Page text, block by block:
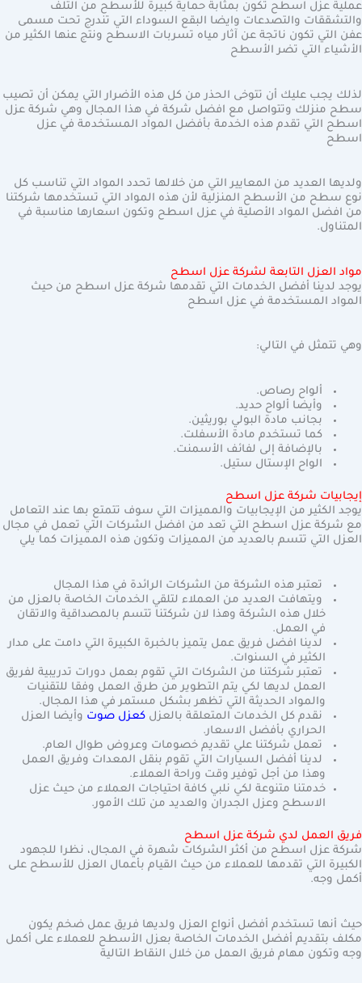
عملية عزل اسطح تكون بمثابة حماية كبيرة للأسطح من التلف
والتشققات والتصدعات وايضا البقع السوداء التي تندرج تحت مسمى
عفن التي تكون ناتجة عن آثار مياه تسربات الاسطح ونتج عنها الكثير من
الأشياء التي تضر الأسطح
لذلك يجب عليك أن تتوخى الحذر من كل هذه الأضرار التي يمكن أن تصيب
سطح منزلك وتتواصل مع افضل شركة في هذا المجال وهي شركة عزل
اسطح التي تقدم هذه الخدمة بأفضل المواد المستخدمة في عزل
اسطح
ولديها العديد من المعايير التي من خلالها تحدد المواد التي تناسب كل
نوع سطح من الأسطح المنزلية لأن هذه المواد التي تستخدمها شركتنا
من افضل المواد الأصلية في عزل اسطح وتكون اسعارها مناسبة في
المتناول.
مواد العزل التابعة لشركة عزل اسطح
يوجد لدينا أفضل الخدمات التي تقدمها شركة عزل اسطح من حيث
المواد المستخدمة في عزل اسطح
وهي تتمثل في التالي:
ألواح رصاص.
وأيضا ألواح حديد.
بجانب مادة البولي بوريثين.
كما تستخدم مادة الأسفلت.
بالإضافة إلى لفائف الأسمنت.
الواح الإستال ستيل.
إيجابيات شركة عزل اسطح
يوجد الكثير من الإيجابيات والمميزات التي سوف تتمتع بها عند التعامل
مع شركة عزل اسطح التي تعد من افضل الشركات التي تعمل في مجال
العزل التي تتسم بالعديد من المميزات وتكون هذه المميزات كما يلي
تعتبر هذه الشركة من الشركات الرائدة في هذا المجال
ويتهافت العديد من العملاء لتلقي الخدمات الخاصة بالعزل من
خلال هذه الشركة وهذا لان شركتنا تتسم بالمصداقية والاتقان
في العمل.
لدينا افضل فريق عمل يتميز بالخبرة الكبيرة التي دامت على مدار
الكثير في السنوات.
تعتبر شركتنا من الشركات التي تقوم بعمل دورات تدريبية لفريق
العمل لديها لكي يتم التطوير من طرق العمل وفقا للتقنيات
والمواد الحديثة التي تظهر بشكل مستمر في هذا المجال.
نقدم كل الخدمات المتعلقة بالعزل كعزل صوت وأيضا العزل
الحراري بأفضل الاسعار.
تعمل شركتنا علي تقديم خصومات وعروض طوال العام.
لدينا أفضل السيارات التي تقوم بنقل المعدات وفريق العمل
وهذا من أجل توفير وقت وراحة العملاء.
خدمتنا متنوعة لكي نلبي كافة احتياجات العملاء من حيث عزل
الاسطح وعزل الجدران والعديد من تلك الأمور.
فريق العمل لدي شركة عزل اسطح
شركة عزل اسطح من أكثر الشركات شهرة في المجال، نظرا للجهود
الكبيرة التي تقدمها للعملاء من حيث القيام بأعمال العزل للأسطح على
أكمل وجه.
حيث أنها تستخدم أفضل أنواع العزل ولديها فريق عمل ضخم يكون
مكلف بتقديم أفضل الخدمات الخاصة بعزل الأسطح للعملاء على أكمل
وجه وتكون مهام فريق العمل من خلال النقاط التالية